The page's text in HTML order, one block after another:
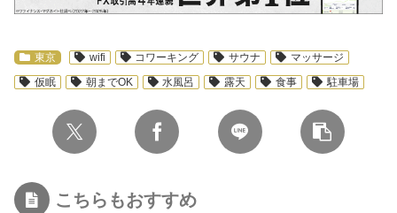
東京 wifi コワーキング サウナ
マッサージ
仮眠
朝までOK 水風呂 露天 食事 駐車場
こちらもおすすめ